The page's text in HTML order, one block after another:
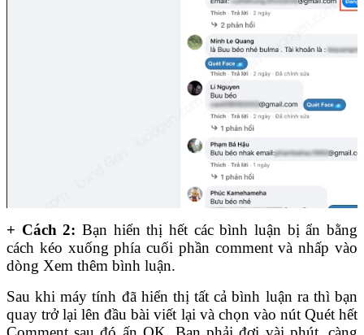
+ Cách 2: Bạn hiển thị hết các bình luận bị ẩn bằng
cách kéo xuống phía cuối phần comment và nhấp vào
dòng Xem thêm bình luận.
Sau khi máy tính đã hiển thị tất cả bình luận ra thì bạn
quay trở lại lên đầu bài viết lại và chọn vào nút Quét hết